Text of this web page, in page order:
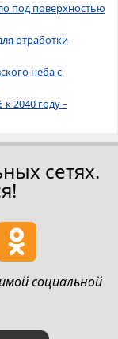
под поверхностью
отработки
неба с
2040 году –
сетях.
социальной